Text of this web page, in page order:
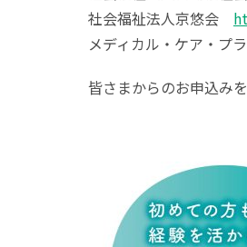
社会福祉法人京悠会
メディカル・ケア・プ
皆さまからのお申込み